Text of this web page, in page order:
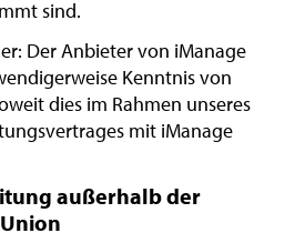
sind.
Der Anbieter von iManage
Kenntnis von
dies im Rahmen unseres
mit iManage
außerhalb der